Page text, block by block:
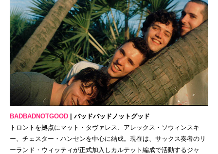
BADBADNOTGOOD | バッドバッドノットグッド
トロントを拠点にマット・タヴァレス、アレックス・ソウィンスキ
ー、チェスター・ハンセンを中心に結成。現在は、サックス奏者のリ
ーランド・ウィッティが正式加入しカルテット編成で活動するジャ